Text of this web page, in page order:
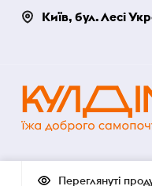
Київ, бул. Лесі
Переглянуті